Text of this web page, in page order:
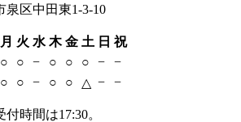
泉区中田東1-3-10
月 火 水 木 金 土 日 祝
○ ○ − ○ ○ ○ −
−
○ ○ − ○ ○ △ − −
付時間は17:30。